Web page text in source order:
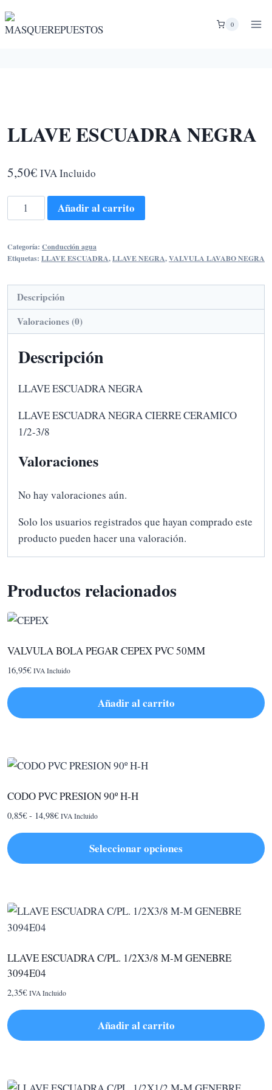
al
0
LLAVE ESCUADRA NEGRA
5,50€ IVA Incluido
LLAVE
ESCUADRA
cantidad
Añadir al carrito
Categoría: Conducción agua
Etiquetas: LLAVE ESCUADRA,LLAVE NEGRA,VALVULA LAVABO NEGRA
Descripción
Valoraciones (0)
Descripción
LLAVE ESCUADRA NEGRA
LLAVE ESCUADRA NEGRA CIERRE CERAMICO
1/2-3/8
Valoraciones
No hay valoraciones aún.
Solo los usuarios registrados que hayan comprado este
producto pueden hacer una valoración.
Productos relacionados
VALVULA BOLA PEGAR CEPEX PVC 50MM
16,95€ IVA Incluido
Añadir al carrito
CODO PVC PRESION 90º H-H
0,85€ - 14,98€Rango
IVA Incluido
Seleccionar opciones
tiene
múltiples
Las
opciones
se
elegir
en
de
LLAVE ESCUADRA C/PL. 1/2X3/8 M-M GENEBRE
3094E04
2,35€ IVA Incluido
Añadir al carrito